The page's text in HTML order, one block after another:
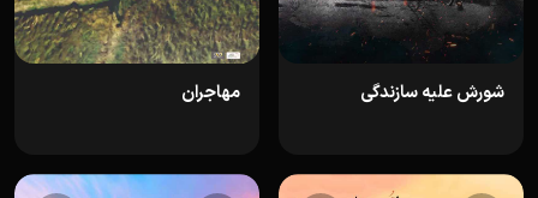
شورش علیه سازندگی مهاجران